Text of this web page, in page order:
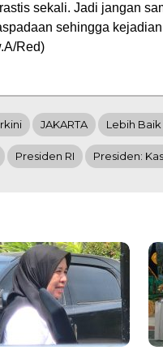
sekali. Jadi jangan
sehingga
Red)
JAKARTA Lebih
Presiden RI Presiden: